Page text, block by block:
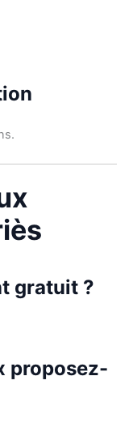
gratuit ?
proposez-